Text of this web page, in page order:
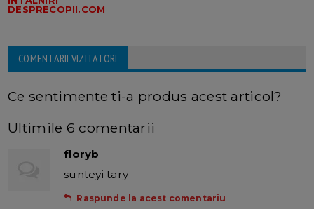
DESPRECOPII.COM
COMENTARII VIZITATORI
Ce sentimente ti-a produs acest articol?
Ultimile 6 comentarii
floryb
sunteyi tary
Raspunde la acest comentariu